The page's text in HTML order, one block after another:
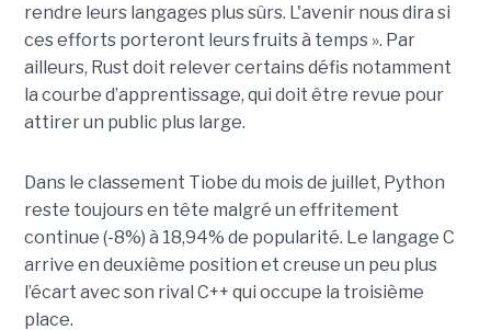
rendre leurs langages plus sûrs. L'avenir nous dira si
ces efforts porteront leurs fruits à temps ». Par
ailleurs, Rust doit relever certains défis notamment
la courbe d’apprentissage, qui doit être revue pour
attirer un public plus large.
Dans le classement Tiobe du mois de juillet, Python
reste toujours en tête malgré un effritement
continue (-8%) à 18,94% de popularité. Le langage C
arrive en deuxième position et creuse un peu plus
l’écart avec son rival C++ qui occupe la troisième
place.